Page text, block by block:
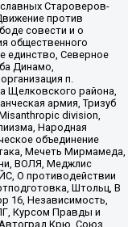
Староверов-
против
совести и о
общественного
единство, Северное
Динамо,
п.
Щелковского района,
армия, Тризуб
division,
Народная
объединение
Мечеть Мирмамеда,
ВОЛЯ, Меджлис
О противодействии
Штольц, В
16, Независимость,
Курсом Правды и
Автоград Крю, Союз